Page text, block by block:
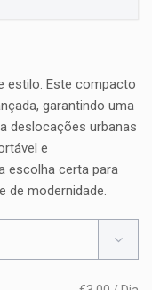
estilo. Este compacto
garantindo uma
deslocações urbanas
e
escolha certa para
de modernidade.